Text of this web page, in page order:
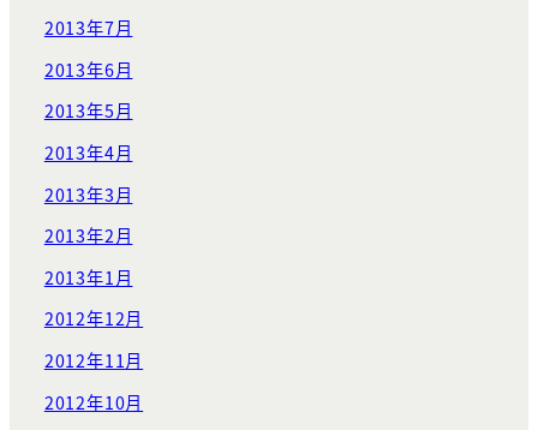
2013年7月
2013年6月
2013年5月
2013年4月
2013年3月
2013年2月
2013年1月
2012年12月
2012年11月
2012年10月